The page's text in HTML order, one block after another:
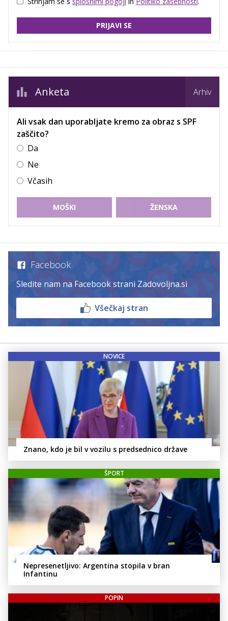
PRIJAVI SE
Anketa Arhiv
Ali vsak dan uporabljate kremo za obraz s SPF
zaščito?
Da
Ne
Včasih
MOŠKI ŽENSKA
Facebook
Sledite nam na Facebook strani Zadovoljna.si
Všečkaj stran
NOVICE
Znano, kdo je bil v vozilu s predsednico države
ŠPORT
Nepresenetljivo: Argentina stopila v bran
Infantinu
POPIN